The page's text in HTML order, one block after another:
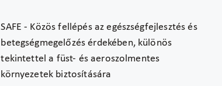
SAFE - Közös fellépés az egészségfejlesztés és
betegségmegelőzés érdekében, különös
tekintettel a füst- és aeroszolmentes
környezetek biztosítására